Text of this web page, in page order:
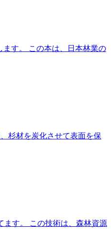
す。 この本は、日本林業の
杉材を炭化させて表面を保
ます。 この技術は、森林資源